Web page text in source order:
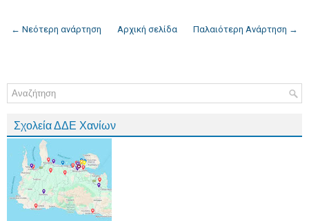
← Νεότερη ανάρτηση Παλαιότερη Ανάρτηση →
Αρχική σελίδα
Σχολεία ΔΔΕ Χανίων